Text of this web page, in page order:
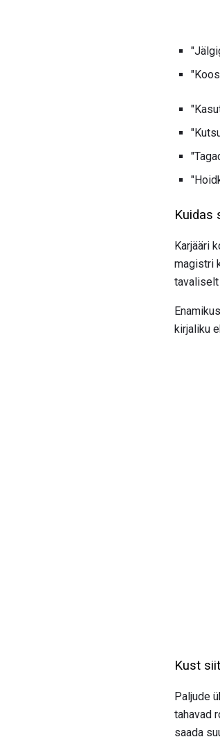
Kuidas
Karjääri
magistri
tavaliselt
kirjaliku
Kust
Paljude
tahavad
saada